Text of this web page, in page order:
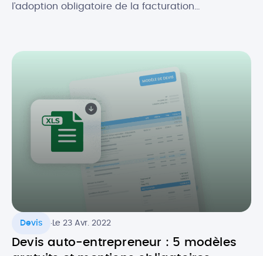
l’adoption obligatoire de la facturation
la réforme de la facture électronique pour les
entreprises en France s’appliquera désormais à
partir du 1er septembre 2026. Quel est […]
Devis .Le 23 Avr. 2022
Devis auto-entrepreneur : 5 modèles